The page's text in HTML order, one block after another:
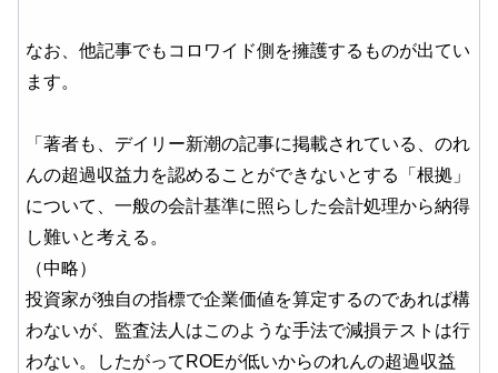
なお、他記事でもコロワイド側を擁護するものが出てい
ます。
「著者も、デイリー新潮の記事に掲載されている、のれ
んの超過収益力を認めることができないとする「根拠」
について、一般の会計基準に照らした会計処理から納得
し難いと考える。
（中略）
投資家が独自の指標で企業価値を算定するのであれば構
わないが、監査法人はこのような手法で減損テストは行
わない。したがってROEが低いからのれんの超過収益